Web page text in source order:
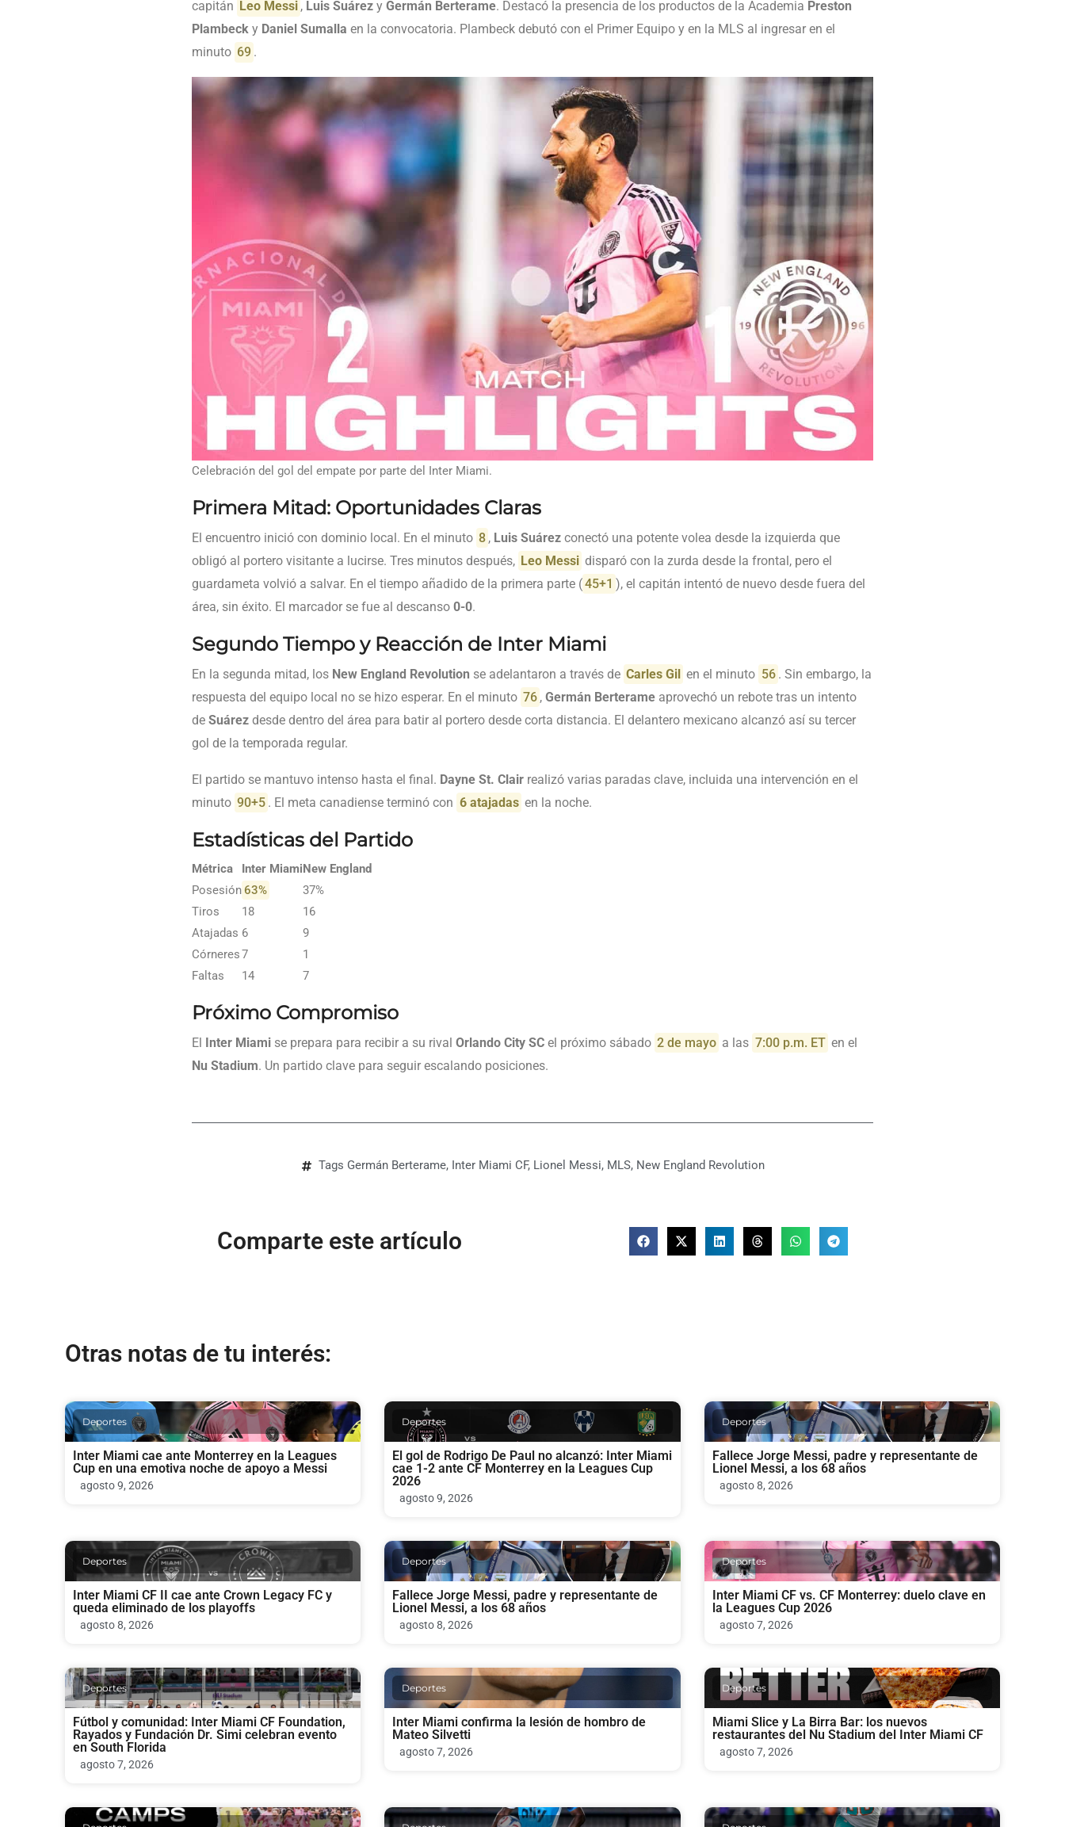
capitán Leo Messi , Luis Suárez yGermán Berterame. Destacó la presencia de los productos de la Academia Preston
Plambeck y Daniel Sumalla en la convocatoria. Plambeck debutó con el Primer Equipo y en la MLS al ingresar en el
minuto 69 .
Celebración del gol del empate por parte del Inter Miami.
Primera Mitad: Oportunidades Claras
El encuentro inició con dominio local. En el minuto 8 , Luis Suárez conectó una potente volea desde la izquierda que
obligó al portero visitante a lucirse. Tres minutos después, Leo Messi disparó con la zurda desde la frontal, pero el
guardameta volvió a salvar. En el tiempo añadido de la primera parte (45+1 ), el capitán intentó de nuevo desde fuera del
área, sin éxito. El marcador se fue al descanso 0-0.
Segundo Tiempo y Reacción de Inter Miami
En la segunda mitad, los New England Revolution se adelantaron a través de Carles Gil en el minuto 56 . Sin embargo, la
respuesta del equipo local no se hizo esperar. En el minuto 76 ,Germán Berterame aprovechó un rebote tras un intento
de Suárez desde dentro del área para batir al portero desde corta distancia. El delantero mexicano alcanzó así su tercer
gol de la temporada regular.
El partido se mantuvo intenso hasta el final. Dayne St. Clair realizó varias paradas clave, incluida una intervención en el
minuto 90+5 . El meta canadiense terminó con 6 atajadas en la noche.
Estadísticas del Partido
Métrica Inter MiamiNew England
Posesión63%
37%
Tiros
18
16
Atajadas 6
9
Córneres7
1
Faltas
14 7
Próximo Compromiso
El Inter Miami se prepara para recibir a su rival Orlando City SC el próximo sábado 2 de mayo a las 7:00 p.m. ET en el
Nu Stadium. Un partido clave para seguir escalando posiciones.
Tags Germán Berterame, Inter Miami CF, Lionel Messi, MLS, New England Revolution
Comparte este artículo
Otras notas de tu interés:
Deportes
Inter Miami cae ante Monterrey en la Leagues
Cup en una emotiva noche de apoyo a Messi
agosto 9, 2026
Deportes
El gol de Rodrigo De Paul no alcanzó: Inter Miami
cae 1-2 ante CF Monterrey en la Leagues Cup
2026
agosto 9, 2026
Deportes
Fallece Jorge Messi, padre y representante de
Lionel Messi, a los 68 años
agosto 8, 2026
Deportes
Inter Miami CF II cae ante Crown Legacy FC y
queda eliminado de los playoffs
agosto 8, 2026
Deportes
Fallece Jorge Messi, padre y representante de
Lionel Messi, a los 68 años
agosto 8, 2026
Deportes
Inter Miami CF vs. CF Monterrey: duelo clave en
la Leagues Cup 2026
agosto 7, 2026
Deportes
Fútbol y comunidad: Inter Miami CF Foundation,
Rayados y Fundación Dr. Simi celebran evento
en South Florida
agosto 7, 2026
Deportes
Inter Miami confirma la lesión de hombro de
Mateo Silvetti
agosto 7, 2026
Deportes
Miami Slice y La Birra Bar: los nuevos
restaurantes del Nu Stadium del Inter Miami CF
agosto 7, 2026